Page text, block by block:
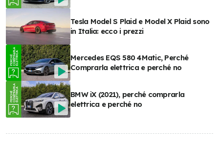
Tesla Model S Plaid e Model X Plaid sono
in Italia: ecco i prezzi
Mercedes EQS 580 4Matic, Perché
Comprarla elettrica e perché no
BMW iX (2021), perché comprarla
elettrica e perché no